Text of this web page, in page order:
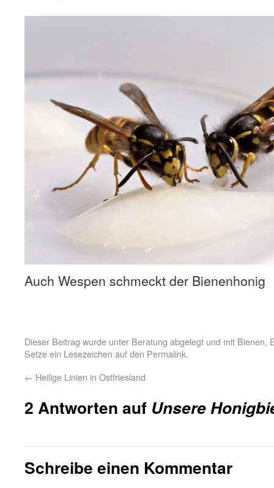
Auch Wespen schmeckt der Bienenhonig
Dieser Beitrag wurde unter Beratung abgelegt und mit Bienen,
Setze ein Lesezeichen auf den Permalink.
← Heilige Linien in Ostfriesland
2 Antworten auf Unsere
Schreibe einen Kommentar